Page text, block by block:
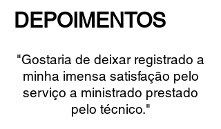
DEPOIMENTOS
"Gostaria de deixar registrado a
minha imensa satisfação pelo
serviço a ministrado prestado
pelo técnico."